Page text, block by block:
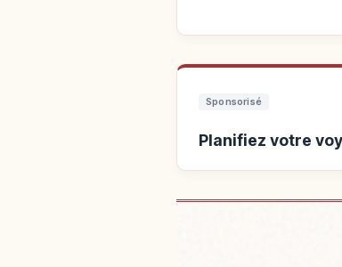
Sponsorisé
Planifiez votre